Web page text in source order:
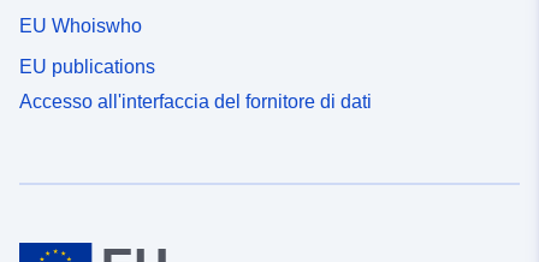
EU Whoiswho
EU publications
Accesso all'interfaccia del fornitore di dati